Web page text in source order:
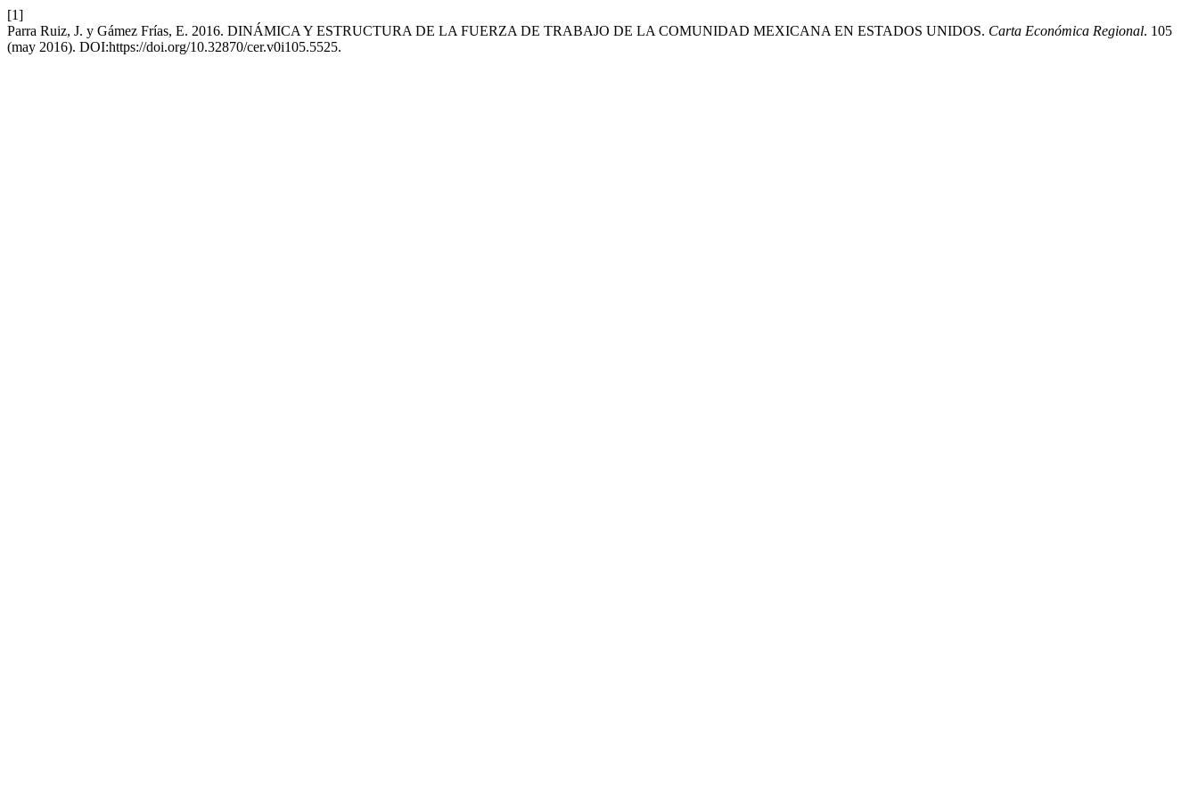
[1]
Parra Ruiz, J. y Gámez Frías, E. 2016. DINÁMICA Y ESTRUCTURA DE LA FUERZA DE TRABAJO DE LA COMUNIDAD MEXICANA EN ESTADOS UNIDOS. Carta Económica Regional. 105
(may 2016). DOI:https://doi.org/10.32870/cer.v0i105.5525.